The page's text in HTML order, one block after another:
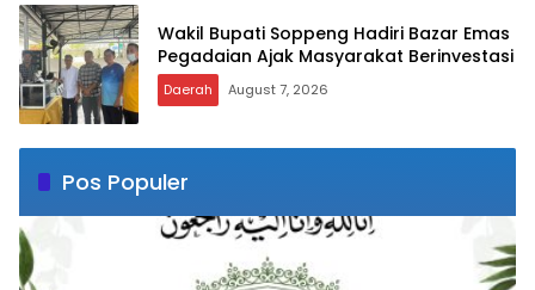
Wakil Bupati Soppeng Hadiri Bazar Emas
Pegadaian Ajak Masyarakat Berinvestasi
Daerah August 7, 2026
Pos Populer